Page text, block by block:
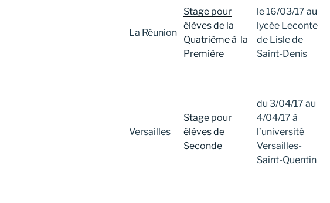
La Réunion
Stage pour
élèves de la
Quatrième à la
Première
le 16/03/17 au
lycée Leconte
de Lisle de
Saint-Denis
Versailles
Stage pour
élèves de
Seconde
du 3/04/17 au
4/04/17 à
l’université
Versailles-
Saint-Quentin